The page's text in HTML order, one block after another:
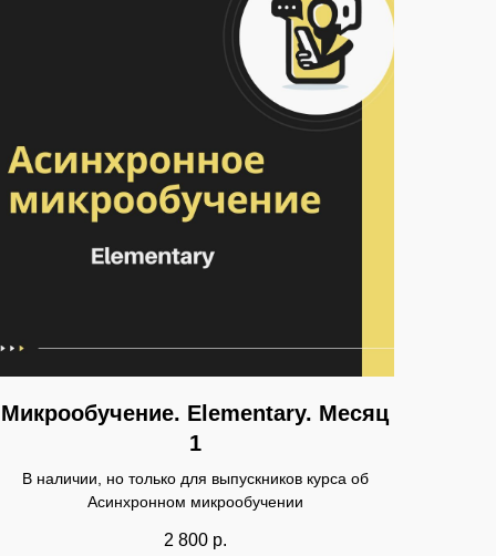
Микрообучение. Elementary. Месяц
1
В наличии, но только для выпускников курса об
Асинхронном микрообучении
2 800 р.